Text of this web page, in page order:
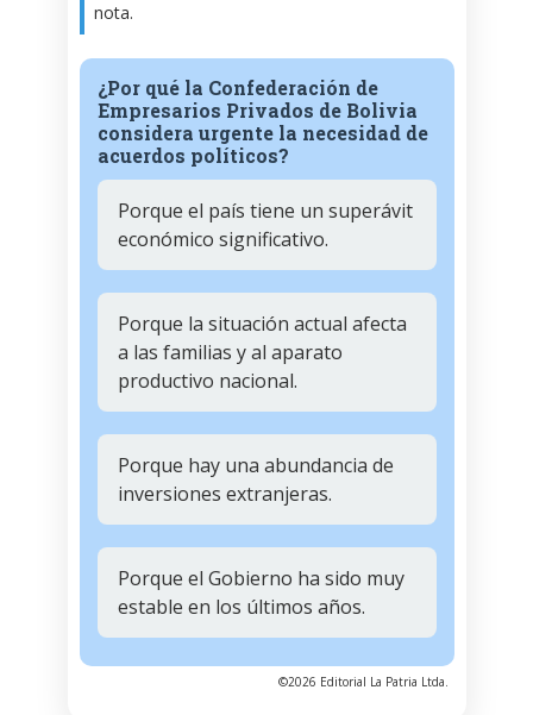
nota.
¿Por qué la Confederación de
Empresarios Privados de Bolivia
considera urgente la necesidad de
acuerdos políticos?
Porque el país tiene un superávit
económico significativo.
Porque la situación actual afecta
a las familias y al aparato
productivo nacional.
Porque hay una abundancia de
inversiones extranjeras.
Porque el Gobierno ha sido muy
estable en los últimos años.
©2026 Editorial La Patria Ltda.